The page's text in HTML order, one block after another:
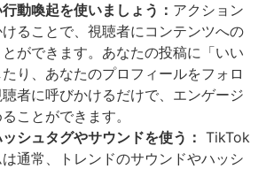
動喚起を使いましょう： アクション
ることで、視聴者にコンテンツへの
ができます。あなたの投稿に「いい
り、あなたのプロフィールをフォロ
者に呼びかけるだけで、エンゲージ
ことができます。
ッシュタグやサウンドを使う： TikTok
通常、トレンドのサウンドやハッシ